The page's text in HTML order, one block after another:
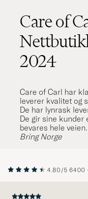
Care of
2024
Care of Carl har
leverer kvalitet og
De har lynrask
De gir sine kunder
bevares hele veien.
Bring Norge
4.80/5 6400